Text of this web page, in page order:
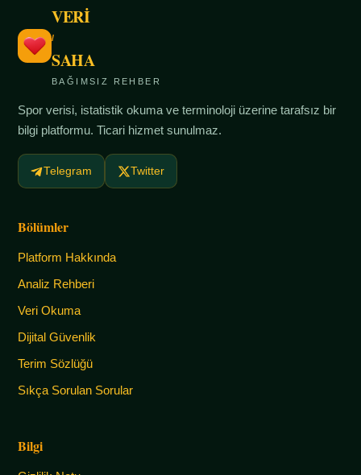
VERİ
/
SAHA
BAĞIMSIZ REHBER
Spor verisi, istatistik okuma ve terminoloji üzerine tarafsız bir
bilgi platformu. Ticari hizmet sunulmaz.
Telegram Twitter
Bölümler
Platform Hakkında
Analiz Rehberi
Veri Okuma
Dijital Güvenlik
Terim Sözlüğü
Sıkça Sorulan Sorular
Bilgi